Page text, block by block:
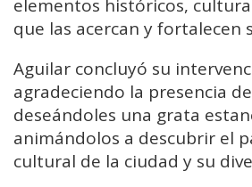
elementos históricos,
que las acercan y fortalecen
Aguilar concluyó su
agradeciendo la presencia
deseándoles una grata
animándolos a descubrir el
cultural de la ciudad y su